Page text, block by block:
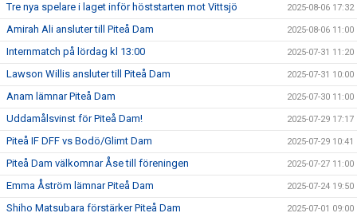
Tre nya spelare i laget inför höststarten mot Vittsjö 2025-08-06 17:32
Amirah Ali ansluter till Piteå Dam 2025-08-06 11:00
Internmatch på lördag kl 13:00 2025-07-31 11:20
Lawson Willis ansluter till Piteå Dam 2025-07-31 10:00
Anam lämnar Piteå Dam 2025-07-30 11:00
Uddamålsvinst för Piteå Dam! 2025-07-29 17:17
Piteå IF DFF vs Bodö/Glimt Dam 2025-07-29 10:41
Piteå Dam välkomnar Åse till föreningen 2025-07-27 11:00
Emma Åström lämnar Piteå Dam 2025-07-24 19:50
Shiho Matsubara förstärker Piteå Dam 2025-07-01 09:00